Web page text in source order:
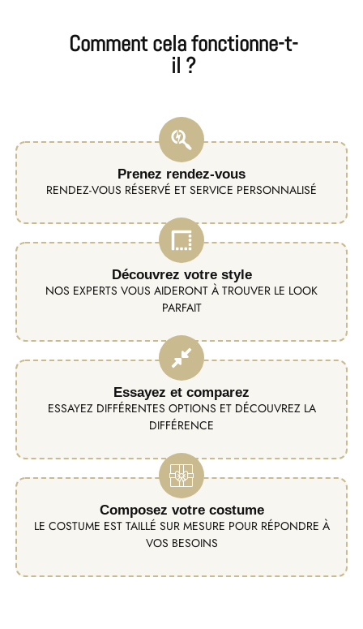
Comment cela fonctionne-t-
il ?
Prenez rendez-vous
RENDEZ-VOUS RÉSERVÉ ET SERVICE PERSONNALISÉ
Découvrez votre style
NOS EXPERTS VOUS AIDERONT À TROUVER LE LOOK
PARFAIT
Essayez et comparez
ESSAYEZ DIFFÉRENTES OPTIONS ET DÉCOUVREZ LA
DIFFÉRENCE
Composez votre costume
LE COSTUME EST TAILLÉ SUR MESURE POUR RÉPONDRE À
VOS BESOINS